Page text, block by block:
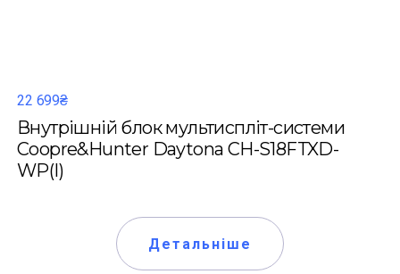
22 699₴
Внутрішній блок мультиспліт-системи
Coopre&Hunter Daytona CH-S18FTXD-
WP(I)
Детальніше